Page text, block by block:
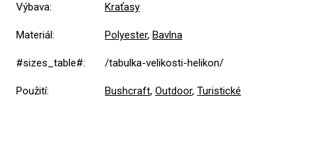
Výbava: Kraťasy
Materiál: Polyester, Bavlna
#sizes_table#: /tabulka-velikosti-helikon/
Použití: Bushcraft, Outdoor, Turistické